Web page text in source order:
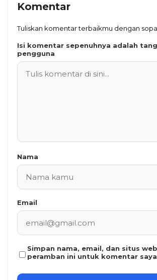
Komentar
Tuliskan komentar terbaikmu dengan
Isi komentar sepenuhnya adalah
pengguna
Nama
Email
Simpan nama, email, dan situs
peramban ini untuk komentar